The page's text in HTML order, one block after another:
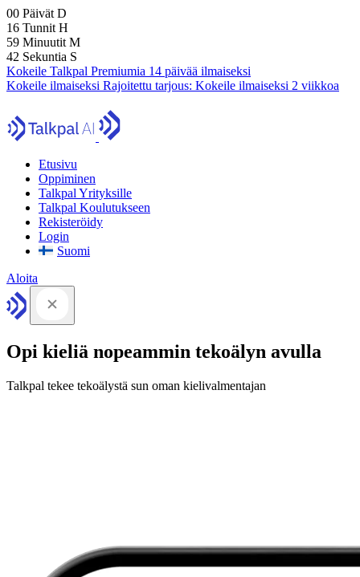
00 Päivät D
16 Tunnit H
59 Minuutit M
42 Sekuntia S
Kokeile Talkpal Premiumia 14 päivää ilmaiseksi
Kokeile ilmaiseksi Rajoitettu tarjous: Kokeile ilmaiseksi 2 viikkoa
Etusivu
Oppiminen
Talkpal Yrityksille
Talkpal Koulutukseen
Rekisteröidy
Login
Suomi
Aloita
Opi kieliä nopeammin tekoälyn avulla
Talkpal tekee tekoälystä sun oman kielivalmentajan